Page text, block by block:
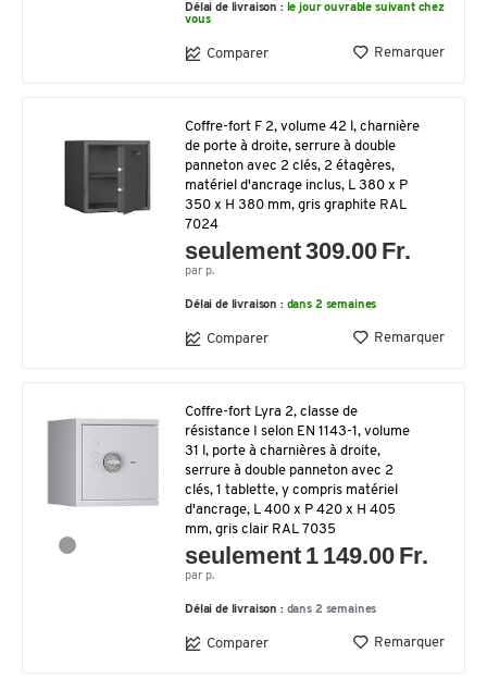
Délai de livraison : le jour ouvrable suivant chez
vous
Comparer Remarquer
Coffre-fort F 2, volume 42 l, charnière
de porte à droite, serrure à double
panneton avec 2 clés, 2 étagères,
matériel d'ancrage inclus, L 380 x P
350 x H 380 mm, gris graphite RAL
7024
seulement 309.00 Fr.
par p.
Délai de livraison : dans 2 semaines
Comparer Remarquer
Coffre-fort Lyra 2, classe de
résistance I selon EN 1143-1, volume
31 l, porte à charnières à droite,
serrure à double panneton avec 2
clés, 1 tablette, y compris matériel
d'ancrage, L 400 x P 420 x H 405
mm, gris clair RAL 7035
seulement 1 149.00 Fr.
par p.
Délai de livraison : dans 2 semaines
Comparer Remarquer